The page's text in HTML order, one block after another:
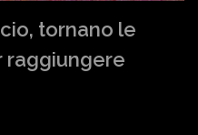
tornano le
raggiungere